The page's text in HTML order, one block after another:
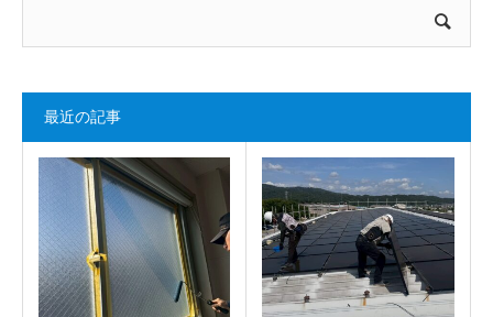
最近の記事